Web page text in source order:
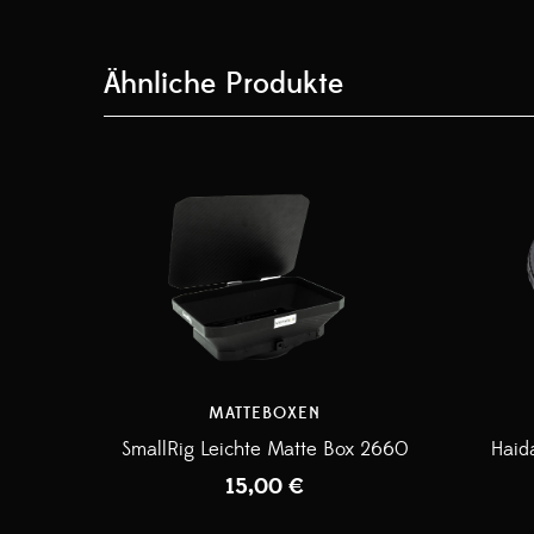
Ähnliche Produkte
MATTEBOXEN
SmallRig Leichte Matte Box 2660
15,00 €